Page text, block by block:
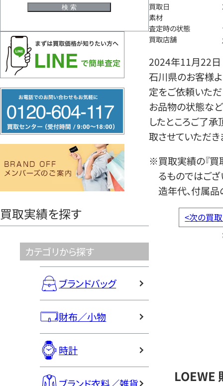
リ
ー
ヤ
買取実績を探す
カテゴリから探す
ブランドバッグ
財布／小物
時計
買取日
素材
査定時の状態
買取店舗
2024年11月22日
石川県のお客様
定をご依頼いただ
お品物の状態など
したところご了
取させていただき
※買取実績の『買
るものではござ
造年代、付属品
<次の買
LOEWE